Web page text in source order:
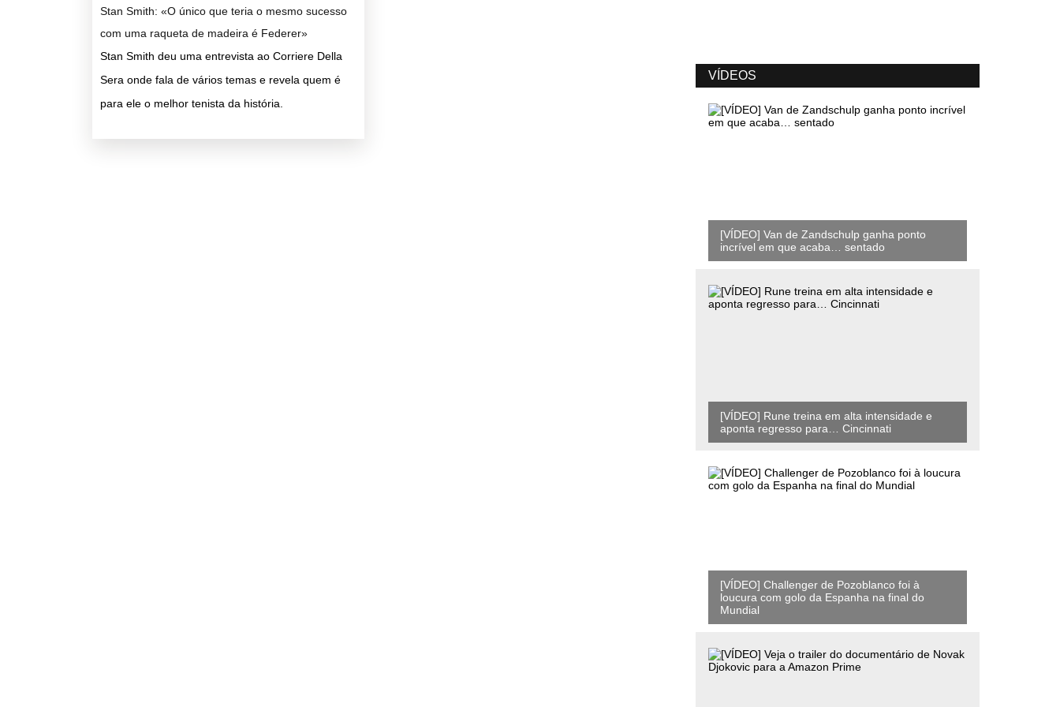
Stan Smith: «O único que teria o mesmo sucesso
com uma raqueta de madeira é Federer»
Stan Smith deu uma entrevista ao Corriere Della
Sera onde fala de vários temas e revela quem é
para ele o melhor tenista da história.
VÍDEOS
[VÍDEO] Van de Zandschulp ganha ponto
incrível em que acaba… sentado
[VÍDEO] Rune treina em alta intensidade e
aponta regresso para… Cincinnati
[VÍDEO] Challenger de Pozoblanco foi à
loucura com golo da Espanha na final do
Mundial